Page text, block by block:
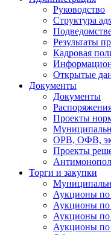
Руководство
Структура
Результаты
Кадровая
Открытые
Документы
Документы
Проекты
ОРВ, ОФВ,
Проекты
Торги и закупки
Аукционы по
Аукционы по
Аукционы по
Аукционы